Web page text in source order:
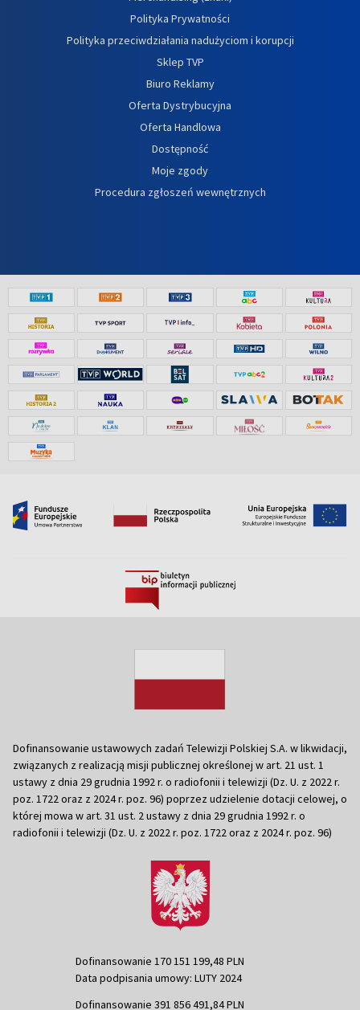
Polityka Prywatności
Polityka przeciwdziałania nadużyciom i korupcji
Sklep TVP
Biuro Reklamy
Oferta Dystrybucyjna
Oferta Handlowa
Dostępność
Moje zgody
Procedura zgłoszeń wewnętrznych
Dofinansowanie ustawowych zadań Telewizji Polskiej S.A. w likwidacji,
związanych z realizacją misji publicznej określonej w art. 21 ust. 1
ustawy z dnia 29 grudnia 1992 r. o radiofonii i telewizji (Dz. U. z 2022 r.
poz. 1722 oraz z 2024 r. poz. 96) poprzez udzielenie dotacji celowej, o
której mowa w art. 31 ust. 2 ustawy z dnia 29 grudnia 1992 r. o
radiofonii i telewizji (Dz. U. z 2022 r. poz. 1722 oraz z 2024 r. poz. 96)
Dofinansowanie 170 151 199,48 PLN
Data podpisania umowy: LUTY 2024
Dofinansowanie 391 856 491,84 PLN